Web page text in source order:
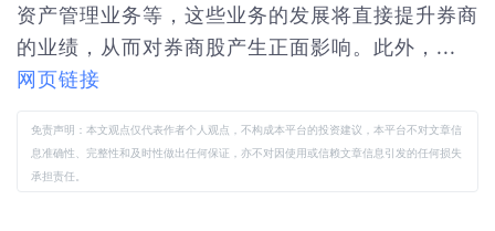
资产管理业务等，这些业务的发展将直接提升券商
的业绩，从而对券商股产生正面影响。此外，...
网页链接
免责声明：本文观点仅代表作者个人观点，不构成本平台的投资建议，本平台不对文章信
息准确性、完整性和及时性做出任何保证，亦不对因使用或信赖文章信息引发的任何损失
承担责任。